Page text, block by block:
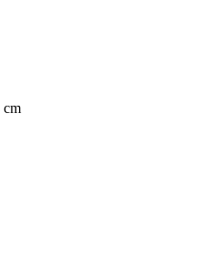
cm